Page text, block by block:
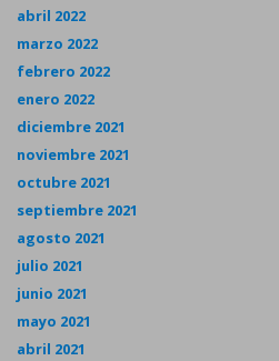
abril 2022
marzo 2022
febrero 2022
enero 2022
diciembre 2021
noviembre 2021
octubre 2021
septiembre 2021
agosto 2021
julio 2021
junio 2021
mayo 2021
abril 2021